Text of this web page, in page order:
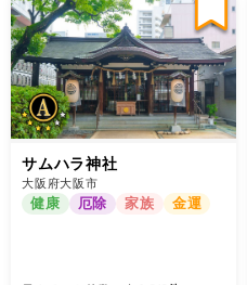
サムハラ神社
大阪府大阪市
健康 厄除 家族 金運